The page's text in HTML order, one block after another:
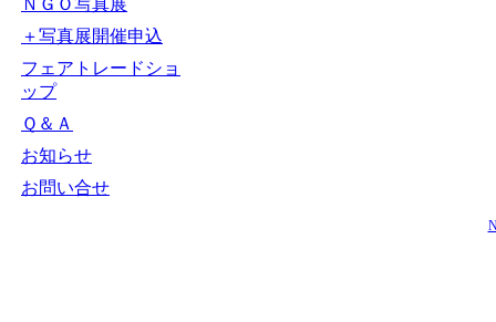
ＮＧＯ写真展
＋写真展開催申込
フェアトレードショ
ップ
Ｑ＆Ａ
お知らせ
お問い合せ